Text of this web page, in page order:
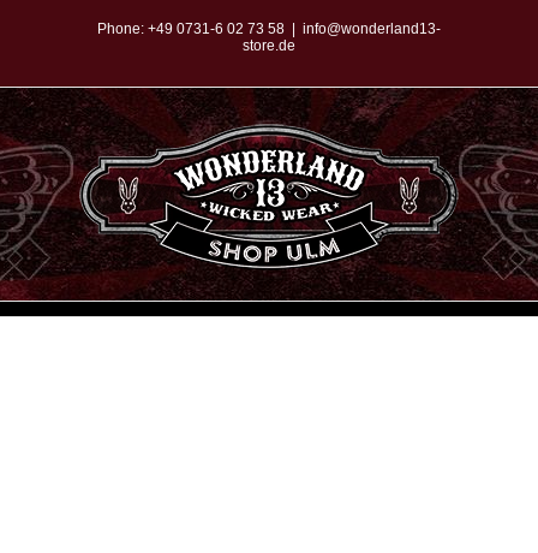
springen
Phone: +49 0731-6 02 73 58
info@wonderland13-
store.de